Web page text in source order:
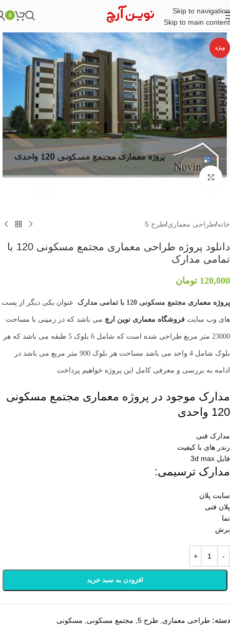
Skip to navigation
Skip to main content
0
ویژه
بزرگنمایی تصویر
خانه/طراحی معماری/طرح 5
دانلود پروژه طراحی معماری مجتمع مسکونی 120 با
تمامی مدارک
120,000 تومان
پروژه معماری مجتمع مسکونی 120 با تمامی مدارک عنوان یکی دیگر از پست
های وب سایت فروشگاه معماری نوین ارچ می باشد که در زمینی با مساحت
23000 متر مربع طراحی شده است که شامل 6 بلوک 5 طبقه می باشد که هر
بلوک شامل 4 واحد می باشد مساحت هر بلوک 900 متر مربع می باشد در
ادامه به بررسی و معرفی کامل این پروژه خواهیم پرداخت
مدارک موجود در پروژه معماری مجتمع مسکونی
120 واحدی
مدارک فنی
رندر های با کیفیت
فایل 3d max
مدارک ترسیمی:
سایت پلان
پلان فنی
نما
برش
افزودن به سبد خرید
دسته: طراحی معماری طرح 5 مجتمع مسکونی
مسکونی